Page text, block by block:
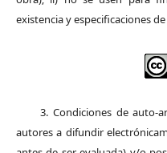
existencia y especificaciones
3. Condiciones de auto-
autores a difundir